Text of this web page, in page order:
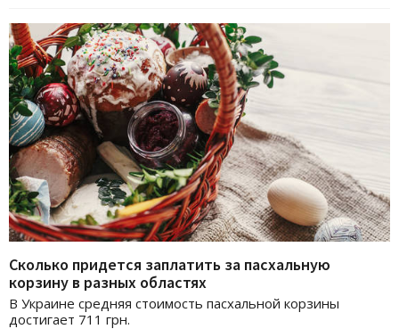
Сколько придется заплатить за пасхальную
корзину в разных областях
В Украине средняя стоимость пасхальной корзины
достигает 711 грн.